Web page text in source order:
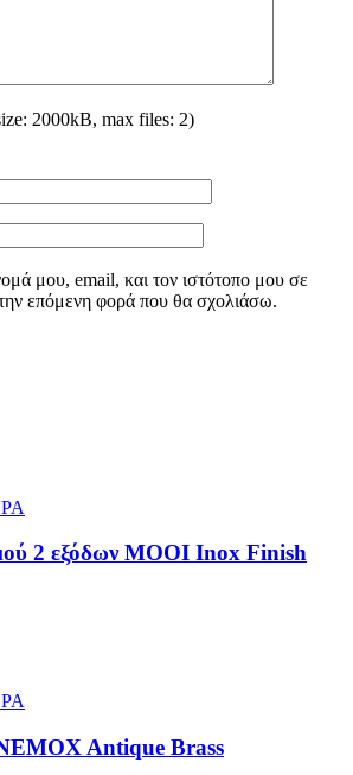
2000kB, max files: 2)
μου, email, και τον ιστότοπο μου σε
επόμενη φορά που θα σχολιάσω.
2 εξόδων MOOI Inox Finish
NEMOX Antique Brass